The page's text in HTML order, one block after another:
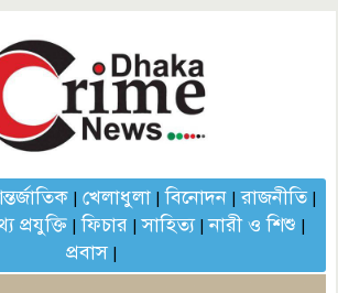
| খেলাধুলা|বিনোদন|রাজনীতি|
প্রযুক্তি |ফিচার |সাহিত্য|নারী ও শিশু |
প্রবাস|